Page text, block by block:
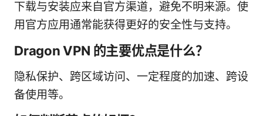
下载与安装应来自官方渠道，避免不明来源。使
用官方应用通常能获得更好的安全性与支持。
Dragon VPN 的主要优点是什么？
隐私保护、跨区域访问、一定程度的加速、跨设
备使用等。